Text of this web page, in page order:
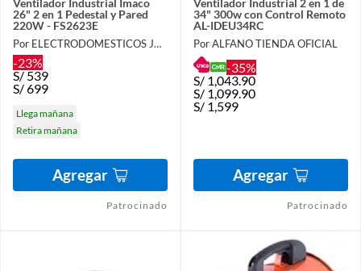
Ventilador Industrial Imaco
26" 2 en 1 Pedestal y Pared
220W - FS2623E
Por ELECTRODOMESTICOS JARED
-23%
S/539
S/699
Llega mañana
Retira mañana
Agregar
Patrocinado
Ventilador Industrial 2 en 1 de
34" 300w con Control Remoto
AL-IDEU34RC
Por ALFANO TIENDA OFICIAL
-35%
S/ 1,043.90
S/ 1,099.90
S/ 1,599
Agregar
Patrocinado